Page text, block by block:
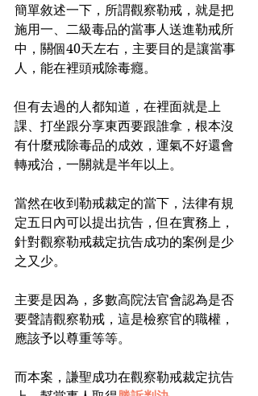
簡單敘述一下，所謂觀察勒戒，就是把
施用一、二級毒品的當事人送進勒戒所
中，關個40天左右，主要目的是讓當事
人，能在裡頭戒除毒癮。
但有去過的人都知道，在裡面就是上
課、打坐跟分享東西要跟誰拿，根本沒
有什麼戒除毒品的成效，運氣不好還會
轉戒治，一關就是半年以上。
當然在收到勒戒裁定的當下，法律有規
定五日內可以提出抗告，但在實務上，
針對觀察勒戒裁定抗告成功的案例是少
之又少。
主要是因為，多數高院法官會認為是否
要聲請觀察勒戒，這是檢察官的職權，
應該予以尊重等等。
而本案，謙聖成功在觀察勒戒裁定抗告